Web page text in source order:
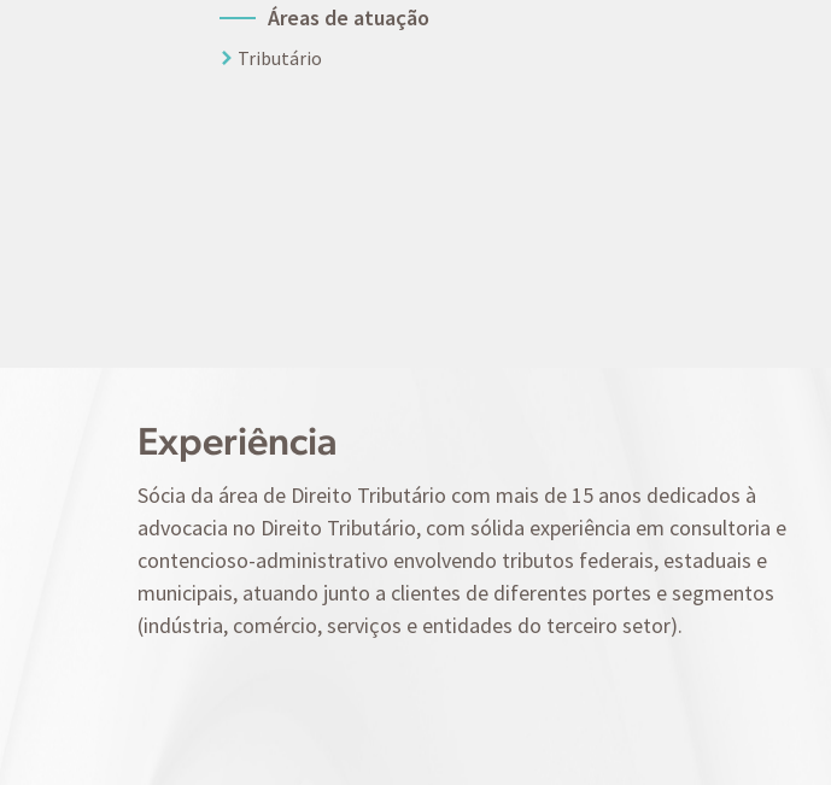
Áreas de atuação
Tributário
Experiência
Sócia da área de Direito Tributário com mais de 15 anos dedicados à
advocacia no Direito Tributário, com sólida experiência em consultoria e
contencioso-administrativo envolvendo tributos federais, estaduais e
municipais, atuando junto a clientes de diferentes portes e segmentos
(indústria, comércio, serviços e entidades do terceiro setor).